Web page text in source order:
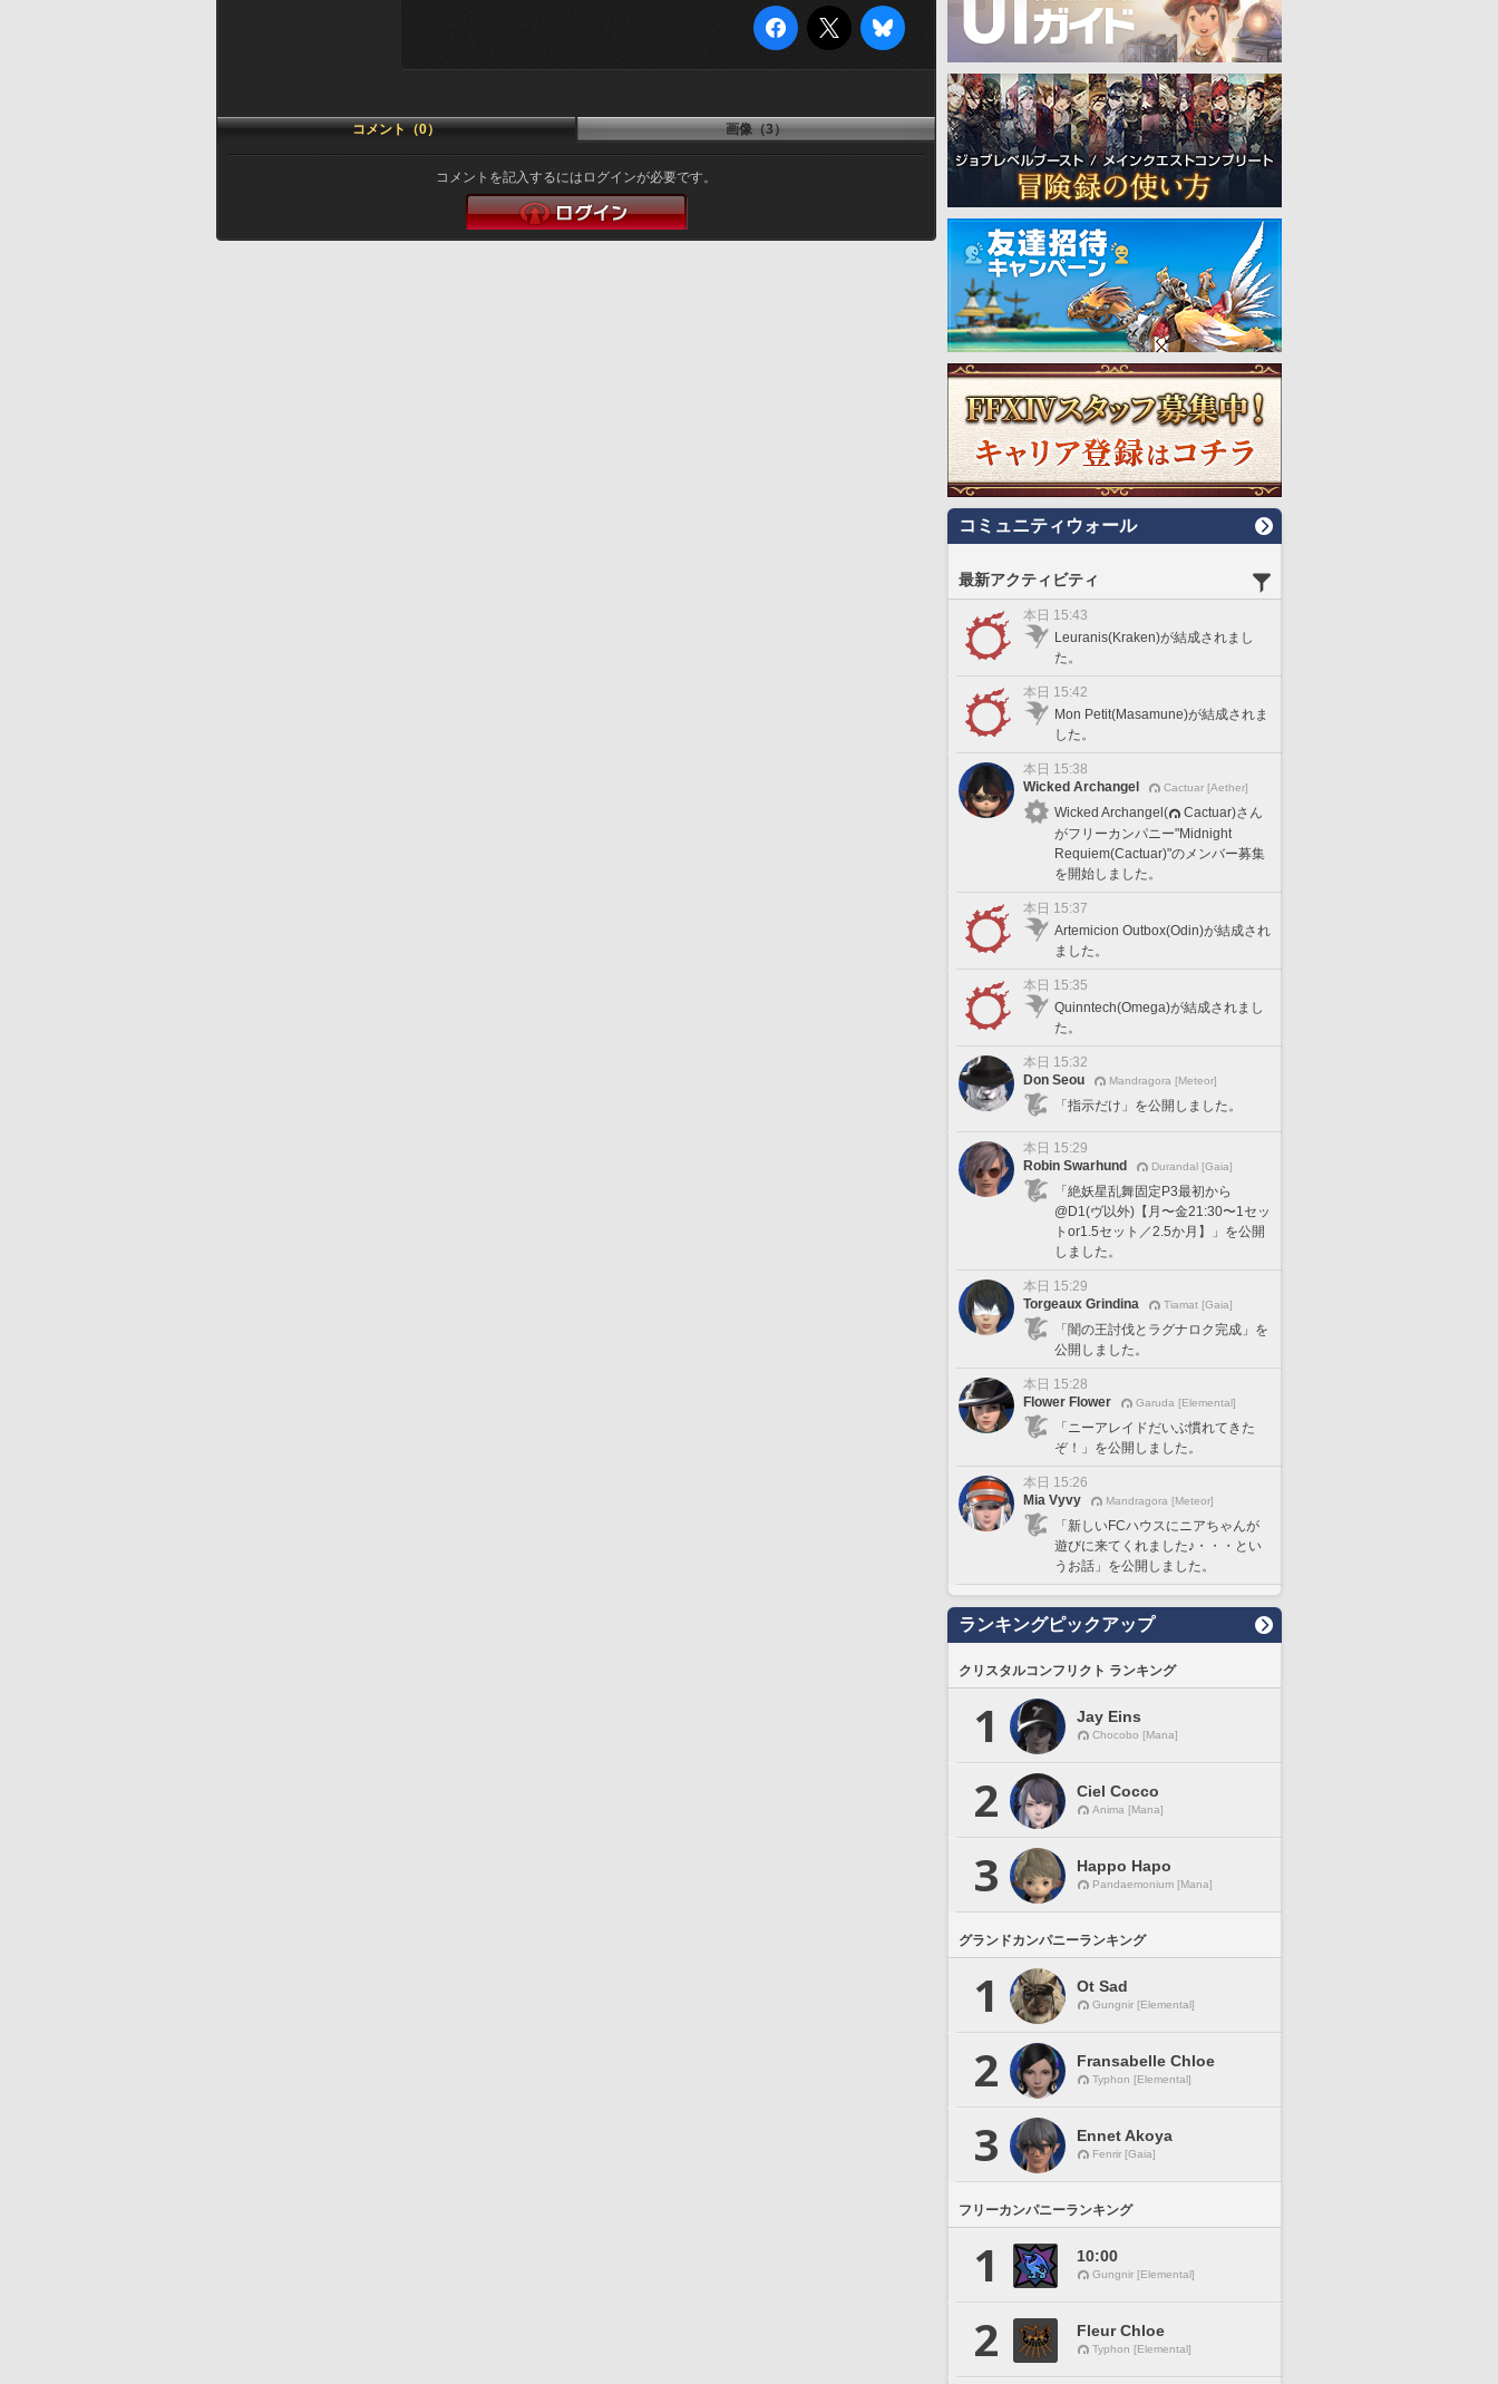
コメント（0） 画像（3）
コメントを記入するにはログインが必要です。
コミュニティウォール
最新アクティビティ
本日 15:43
Leuranis(Kraken)が結成されまし
た。
本日 15:42
Mon Petit(Masamune)が結成されま
した。
本日 15:38
Wicked Archangel
Cactuar [Aether]
Wicked Archangel(
Cactuar)さん
がフリーカンパニー"Midnight
Requiem(Cactuar)"のメンバー募集
を開始しました。
本日 15:37
Artemicion Outbox(Odin)が結成され
ました。
本日 15:35
Quinntech(Omega)が結成されまし
た。
本日 15:32
Don Seou
Mandragora [Meteor]
「指示だけ」を公開しました。
本日 15:29
Robin Swarhund
Durandal [Gaia]
「絶妖星乱舞固定P3最初から
@D1(ヴ以外)【月〜金21:30〜1セッ
トor1.5セット／2.5か月】」を公開
しました。
本日 15:29
Torgeaux Grindina
Tiamat [Gaia]
「闇の王討伐とラグナロク完成」を
公開しました。
本日 15:28
Flower Flower
Garuda [Elemental]
「ニーアレイドだいぶ慣れてきた
ぞ！」を公開しました。
本日 15:26
Mia Vyvy
Mandragora [Meteor]
「新しいFCハウスにニアちゃんが
遊びに来てくれました♪・・・とい
うお話」を公開しました。
ランキングピックアップ
クリスタルコンフリクト ランキング
1 Jay Eins
Chocobo [Mana]
2 Ciel Cocco
Anima [Mana]
3 Happo Hapo
Pandaemonium [Mana]
グランドカンパニーランキング
1 Ot Sad
Gungnir [Elemental]
2 Fransabelle Chloe
Typhon [Elemental]
3 Ennet Akoya
Fenrir [Gaia]
フリーカンパニーランキング
1 10:00
Gungnir [Elemental]
2 Fleur Chloe
Typhon [Elemental]